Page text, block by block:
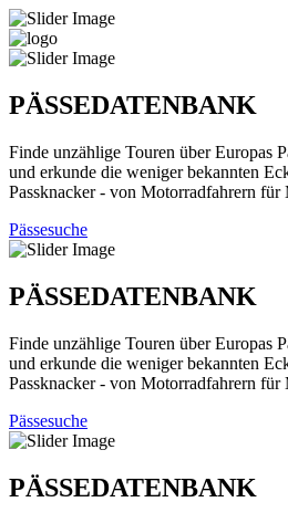
PÄSSEDATENBANK
Finde unzählige Touren über Europas
und erkunde die weniger bekannten
Passknacker - von Motorradfahrern für
Pässesuche
PÄSSEDATENBANK
Finde unzählige Touren über Europas
und erkunde die weniger bekannten
Passknacker - von Motorradfahrern für
Pässesuche
PÄSSEDATENBANK